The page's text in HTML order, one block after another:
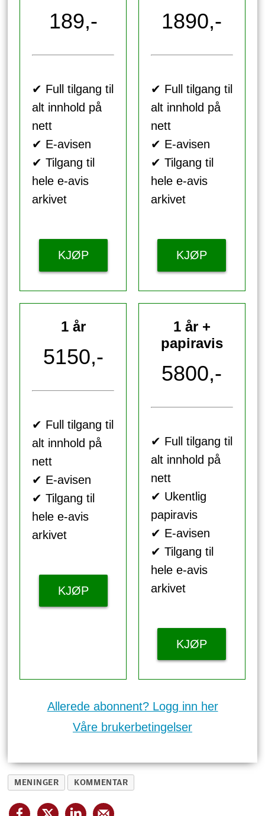
189,-
✔ Full tilgang til
alt innhold på
nett
✔ E-avisen
✔ Tilgang til
hele e-avis
arkivet
KJØP
1890,-
✔ Full tilgang til
alt innhold på
nett
✔ E-avisen
✔ Tilgang til
hele e-avis
arkivet
KJØP
1 år
5150,-
✔ Full tilgang til
alt innhold på
nett
✔ E-avisen
✔ Tilgang til
hele e-avis
arkivet
KJØP
1 år +
papiravis
5800,-
✔ Full tilgang til
alt innhold på
nett
✔ Ukentlig
papiravis
✔ E-avisen
✔ Tilgang til
hele e-avis
arkivet
KJØP
Allerede abonnent? Logg inn her
Våre brukerbetingelser
MENINGER KOMMENTAR